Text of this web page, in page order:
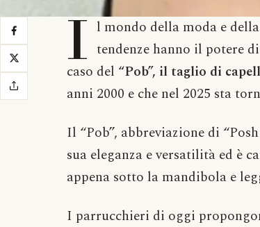
I l mondo della moda e
tendenze hanno il potere
caso del “Pob”, il taglio di
anni 2000 e che nel 2025 sta
Il “Pob”, abbreviazione di
sua eleganza e versatilità ed è
appena sotto la mandibola e
I parrucchieri di oggi